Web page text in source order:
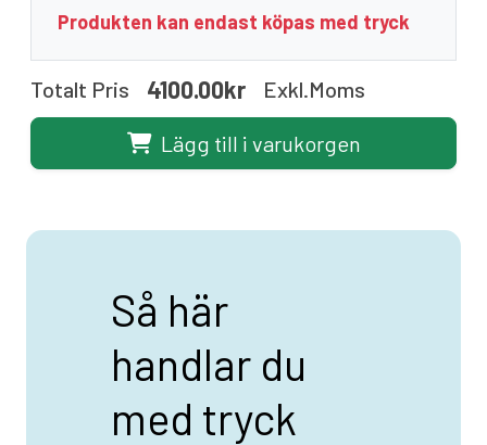
Produkten kan endast köpas med tryck
Totalt Pris 4100.00kr Exkl.moms
Lägg till i varukorgen
Så här
handlar du
med tryck